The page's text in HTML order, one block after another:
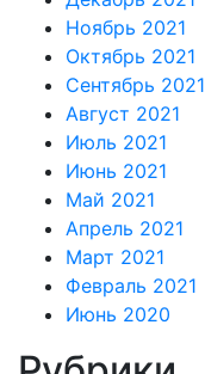
Ноябрь 2021
Октябрь 2021
Сентябрь 2021
Август 2021
Июль 2021
Июнь 2021
Май 2021
Апрель 2021
Март 2021
Февраль 2021
Июнь 2020